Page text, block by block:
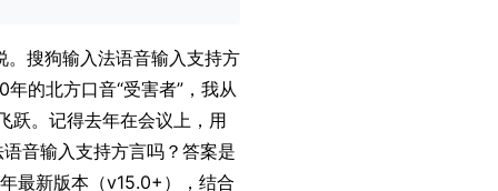
搜狗输入法语音输入支持方
的北方口音“受害者”，我从
跃。记得去年在会议上，用
音输入支持方言吗？答案是
最新版本（v15.0+），结合